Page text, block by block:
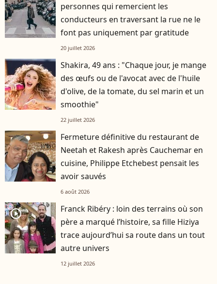
personnes qui remercient les
conducteurs en traversant la rue ne le
font pas uniquement par gratitude
20 juillet 2026
Shakira, 49 ans : "Chaque jour, je mange
des œufs ou de l'avocat avec de l'huile
d'olive, de la tomate, du sel marin et un
smoothie"
22 juillet 2026
Fermeture définitive du restaurant de
Neetah et Rakesh après Cauchemar en
cuisine, Philippe Etchebest pensait les
avoir sauvés
6 août 2026
player2
Franck Ribéry : loin des terrains où son
père a marqué l’histoire, sa fille Hiziya
trace aujourd’hui sa route dans un tout
autre univers
12 juillet 2026